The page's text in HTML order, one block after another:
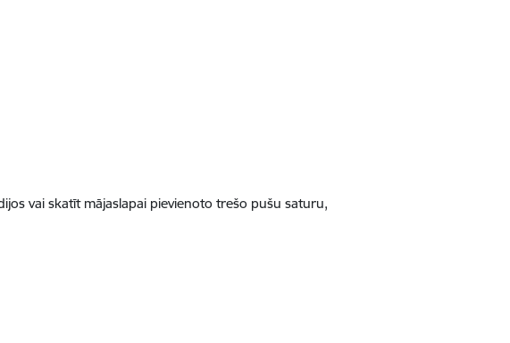
vai skatīt mājaslapai pievienoto trešo pušu saturu,